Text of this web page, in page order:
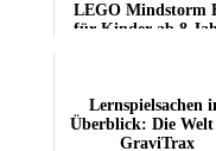
LEGO Mindstorm
für Kinder ab 8
Lernspielsachen
Überblick: Die Welt
GraviTrax